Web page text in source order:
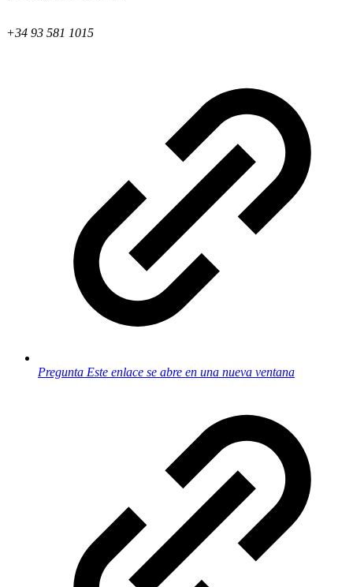
+34 93 581 1015
Pregunta Este enlace se abre en una nueva ventana